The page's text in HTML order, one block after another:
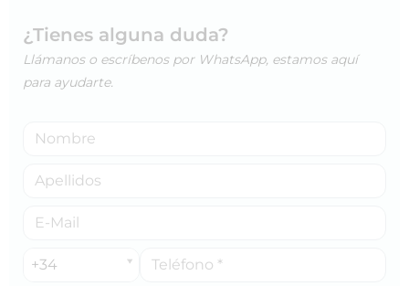
¿Tienes alguna duda?
Llámanos o escríbenos por WhatsApp, estamos aquí
para ayudarte.
+34